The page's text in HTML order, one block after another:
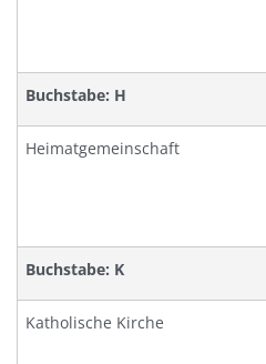
Buchstabe: H
Heimatgemeinschaft
Buchstabe: K
Katholische Kirche